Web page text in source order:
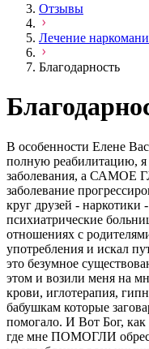
Отзывы
Лечение
Благодарность
В особенности Елене
полную реабилитацию, я
заболевания, а
заболевание
круг друзей - наркотики
психиатрические
отношениях с
употребления и искал
это безумное
этом и возили меня на
крови, иглотерапия,
бабушкам которые
помогало. И Вот Бог,
где мне ПОМОГЛИ